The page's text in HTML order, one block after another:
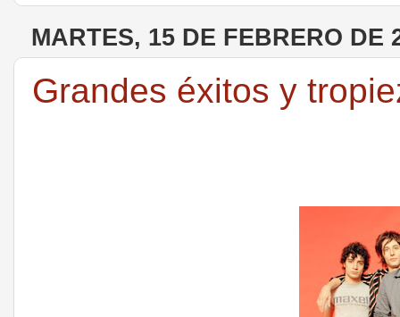
MARTES, 15 DE FEBRERO DE
Grandes éxitos y